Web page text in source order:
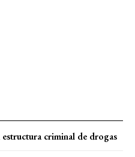
criminal de drogas